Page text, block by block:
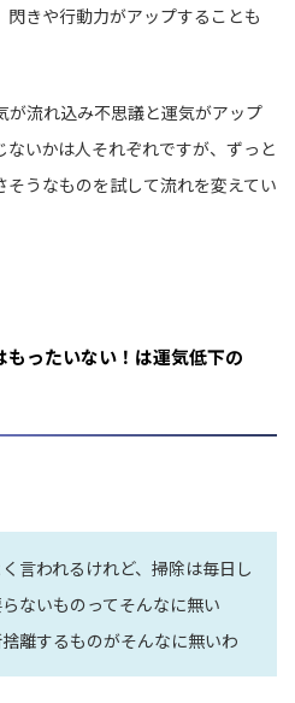
きや行動力がアップすることも
が流れ込み不思議と運気がアップ
いかは人それぞれですが、ずっと
うなものを試して流れを変えてい
ったいない！は運気低下の
言われるけれど、掃除は毎日し
ないものってそんなに無い
離するものがそんなに無いわ